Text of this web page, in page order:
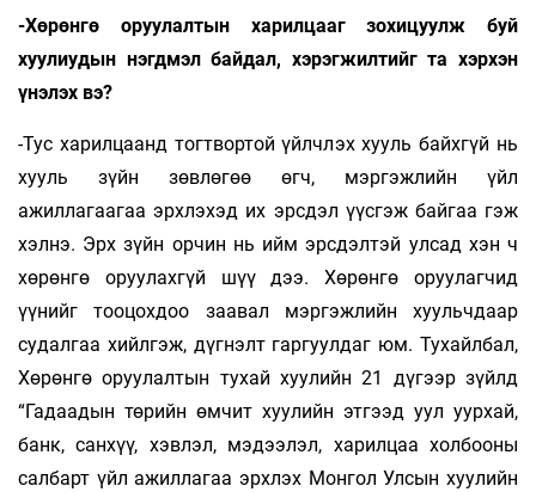
-Хөрөнгө оруулалтын харилцааг зохицуулж буй
хуулиудын нэгдмэл байдал, хэрэгжилтийг та хэрхэн
үнэлэх вэ?
-Тус харилцаанд тогтвортой үйлчлэх хууль байхгүй нь
хууль зүйн зөвлөгөө өгч, мэргэжлийн үйл
ажиллагаагаа эрхлэхэд их эрсдэл үүсгэж байгаа гэж
хэлнэ. Эрх зүйн орчин нь ийм эрсдэлтэй улсад хэн ч
хөрөнгө оруулахгүй шүү дээ. Хөрөнгө оруулагчид
үүнийг тооцохдоо заавал мэргэжлийн хуульчдаар
судалгаа хийлгэж, дүгнэлт гаргуулдаг юм. Тухайлбал,
Хөрөнгө оруулалтын тухай хуулийн 21 дүгээр зүйлд
“Гадаадын төрийн өмчит хуулийн этгээд уул уурхай,
банк, санхүү, хэвлэл, мэдээлэл, харилцаа холбооны
салбарт үйл ажиллагаа эрхлэх Монгол Улсын хуулийн